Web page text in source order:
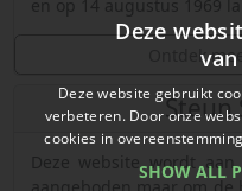
Ontdek
Steun
Deze website wordt
Deze
Deze website gebruikt
verbeteren. Door onze
cookies in
SHOW ALL